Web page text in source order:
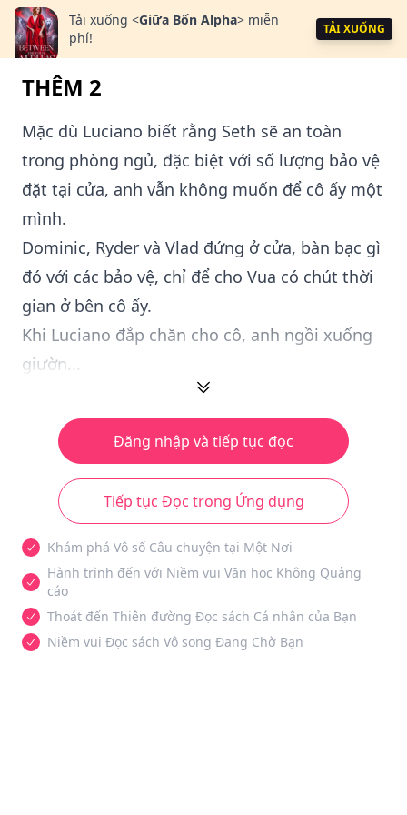
Tải xuống <Giữa Bốn Alpha> miễn
phí!
TẢI XUỐNG
THÊM 2
Mặc dù Luciano biết rằng Seth sẽ an toàn
trong phòng ngủ, đặc biệt với số lượng bảo vệ
đặt tại cửa, anh vẫn không muốn để cô ấy một
mình.
Dominic, Ryder và Vlad đứng ở cửa, bàn bạc gì
đó với các bảo vệ, chỉ để cho Vua có chút thời
gian ở bên cô ấy.
Khi Luciano đắp chăn cho cô, anh ngồi xuống
giườn...
Đăng nhập và tiếp tục đọc
Tiếp tục Đọc trong Ứng dụng
Khám phá Vô số Câu chuyện tại Một Nơi
Hành trình đến với Niềm vui Văn học Không Quảng
cáo
Thoát đến Thiên đường Đọc sách Cá nhân của Bạn
Niềm vui Đọc sách Vô song Đang Chờ Bạn